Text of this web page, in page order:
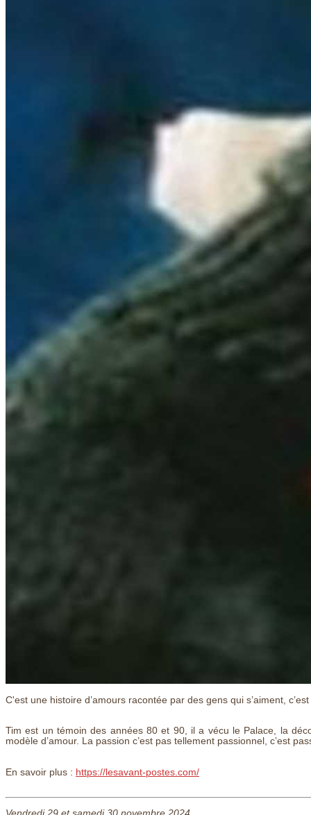
C'est une histoire d’amours racontée par des gens qui s’aiment,
Tim est un témoin des années 80 et 90, il a vécu le Palace, la
modèle d’amour. La passion c’est pas tellement passionnel, c’est
En savoir plus : https://lesavant-postes.com/